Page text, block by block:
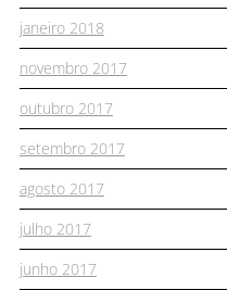
janeiro 2018
novembro 2017
outubro 2017
setembro 2017
agosto 2017
julho 2017
junho 2017